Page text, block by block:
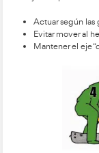
Una vez
a avisar al
Aspectos clave